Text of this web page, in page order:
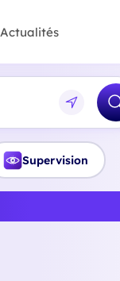
Actualités
Supervision